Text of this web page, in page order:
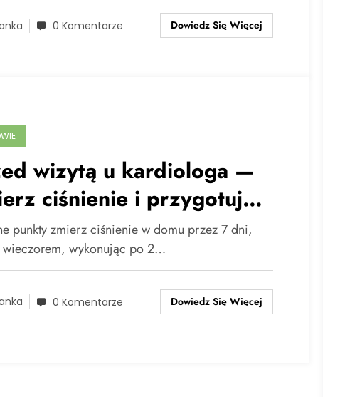
0 Komentarze Dowiedz Się Więcej
wizytą u kardiologa —
ciśnienie i przygotuj
punkty zmierz ciśnienie w domu przez 7 dni,
wykonując po 2…
0 Komentarze Dowiedz Się Więcej